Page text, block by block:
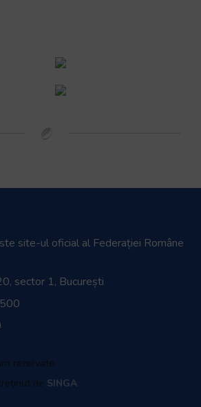
site-ul oficial al Federației Române
sector 1, București
rezervate.
de SINGA